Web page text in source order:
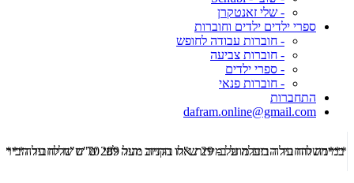
- שלי זאנטקרן
ספרי ילדים ילדים וחוברות
- חוברות עבודה לחופש
- חוברות צביעה
- ספרי ילדים
- חוברות פנאי
התחברות
dafram.online@gmail.com
***משלוח עד הבית מוזל ב- 29 ש"ח בקניה מעל 289 ש"ח שליח עד הבית ***